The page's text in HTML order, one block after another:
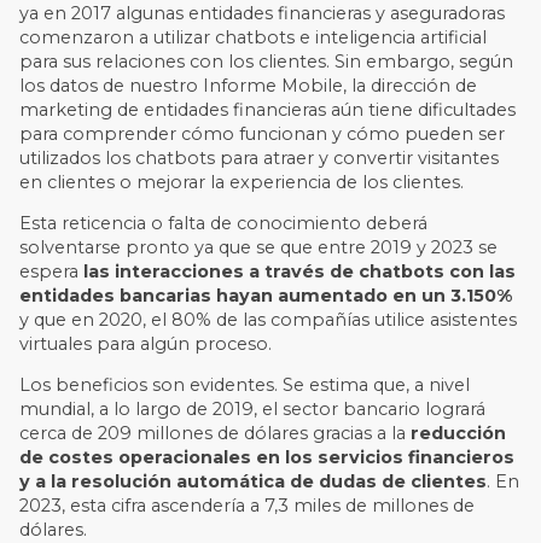
ya en 2017 algunas entidades financieras y aseguradoras
comenzaron a utilizar chatbots e inteligencia artificial
para sus relaciones con los clientes. Sin embargo, según
los datos de nuestro Informe Mobile, la dirección de
marketing de entidades financieras aún tiene dificultades
para comprender cómo funcionan y cómo pueden ser
utilizados los chatbots para atraer y convertir visitantes
en clientes o mejorar la experiencia de los clientes.
Esta reticencia o falta de conocimiento deberá
solventarse pronto ya que se que entre 2019 y 2023 se
espera las interacciones a través de chatbots con las
entidades bancarias hayan aumentado en un 3.150%
y que en 2020, el 80% de las compañías utilice asistentes
virtuales para algún proceso.
Los beneficios son evidentes. Se estima que, a nivel
mundial, a lo largo de 2019, el sector bancario logrará
cerca de 209 millones de dólares gracias a la reducción
de costes operacionales en los servicios financieros
y a la resolución automática de dudas de clientes. En
2023, esta cifra ascendería a 7,3 miles de millones de
dólares.